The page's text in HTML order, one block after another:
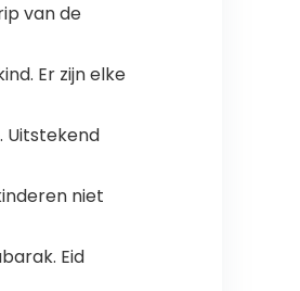
van de
Er zijn elke
Uitstekend
niet
Eid